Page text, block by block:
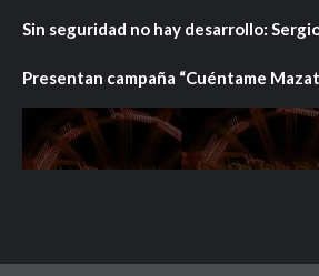
Sin seguridad no hay desarrollo:
Presentan campaña “Cuéntame